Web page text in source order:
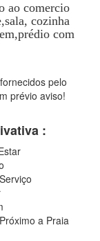
ao comercio
cozinha
com
pelo
prévio aviso!
:
a Praia